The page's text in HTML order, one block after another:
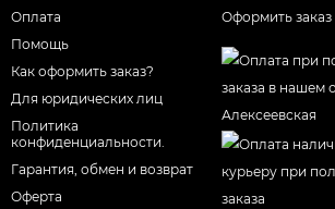
Оплата
Помощь
Как оформить заказ?
Для юридических лиц
Политика
конфиденциальности.
Гарантия, обмен и возврат
Оферта
Оформить заказ